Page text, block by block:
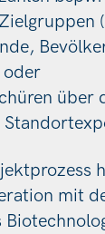
über
mit